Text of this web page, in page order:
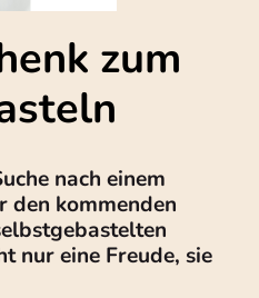
zum
nach einem
den kommenden
nur eine Freude, sie